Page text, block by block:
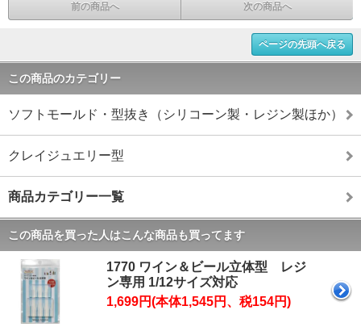
前の商品へ 次の商品へ
ページの先頭へ戻る
この商品のカテゴリー
ソフトモールド・型抜き（シリコーン製・レジン製ほか）
クレイジュエリー型
商品カテゴリー一覧
この商品を買った人はこんな商品も買ってます
1770 ワイン＆ビール立体型 レジ
ン専用 1/12サイズ対応
1,699円(本体1,545円、税154円)